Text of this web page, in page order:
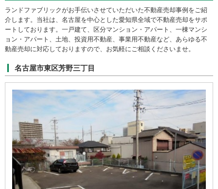
ランドファブリックがお手伝いさせていただいた不動産売却事例をご紹
介します。当社は、名古屋を中心とした愛知県全域で不動産売却をサポ
ートしております。一戸建て、区分マンション・アパート、一棟マンシ
ョン・アパート、土地、投資用不動産、事業用不動産など、あらゆる不
動産売却に対応しておりますので、お気軽にご相談くださいませ。
名古屋市東区芳野三丁目